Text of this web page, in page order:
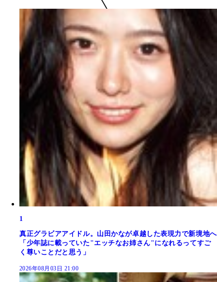
1
真正グラビアアイドル。山田かなが卓越した表現力で新境地へ
「少年誌に載っていた"エッチなお姉さん"になれるってすご
く尊いことだと思う」
2026年08月03日 21:00